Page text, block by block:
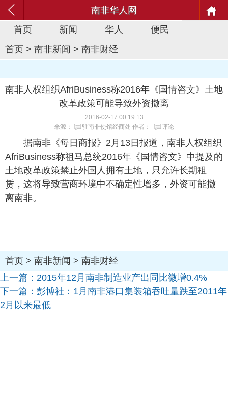
南非华人网
首页
新闻 华人
便民
首页 > 南非新闻 > 南非财经
南非人权组织AfriBusiness称2016年《国情咨文》土地
改革政策可能导致外资撤离
2016-02-17 00:19:13
来源：
驻南非使馆经商处 作者： 评论
据南非《每日商报》2月13日报道，南非人权组织
AfriBusiness称祖马总统2016年《国情咨文》中提及的
土地改革政策禁止外国人拥有土地，只允许长期租
赁，这将导致营商环境中不确定性增多，外资可能撤
离南非。
首页 > 南非新闻 > 南非财经
上一篇： 2015年12月南非制造业产出同比微增0.4%
下一篇： 彭博社：1月南非港口集装箱吞吐量跌至2011年
2月以来最低